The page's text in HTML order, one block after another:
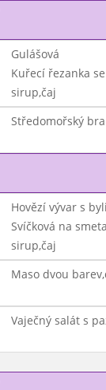
Gulášová
Kuřecí řezanka
sirup,čaj
Středomořský
Hovězí vývar s
Svíčková na
sirup,čaj
Maso dvou
Vaječný salát s